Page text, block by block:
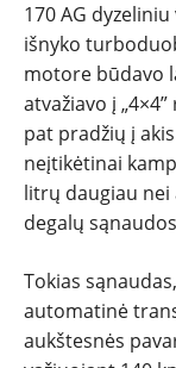
170 AG
išnyko
motore būdavo
atvažiavo į
pat pradžių į
neįtikėtinai
litrų daugiau nei
degalų
Tokias
automatinė
aukštesnės